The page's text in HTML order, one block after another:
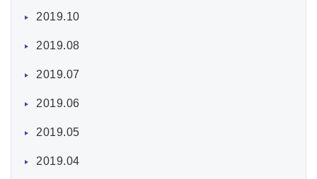
2019.10
2019.08
2019.07
2019.06
2019.05
2019.04